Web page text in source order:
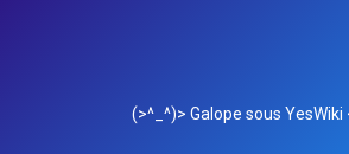
(>^_^)> Galope sous YesWiki